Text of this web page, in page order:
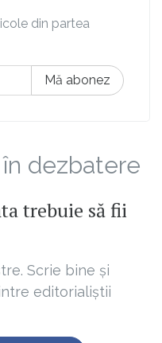
din partea
Mă abonez
dezbatere
trebuie să fii
Scrie bine și
editorialiștii